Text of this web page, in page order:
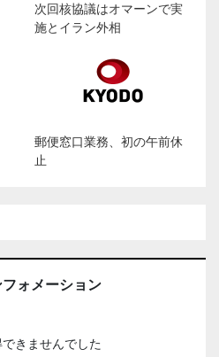
次回核協議はオマーンで実
施とイラン外相
郵便窓口業務、初の午前休
止
ォメーション
きませんでした